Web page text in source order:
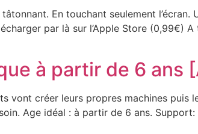
En touchant seulement
par là sur l’Apple Store (0,99€)
à partir de 6 ans
vont créer leurs propres machines puis
Age idéal : à partir de 6 ans.